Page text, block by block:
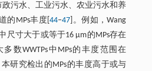
政污水、工业污水、农业污水和养
的MPs丰度[44‒47 ]。例如，Wang
尺寸大于或等于16 μm的MPs存在
数WWTPs中MPs的丰度范围在
研究检出的MPs的丰度高于或与